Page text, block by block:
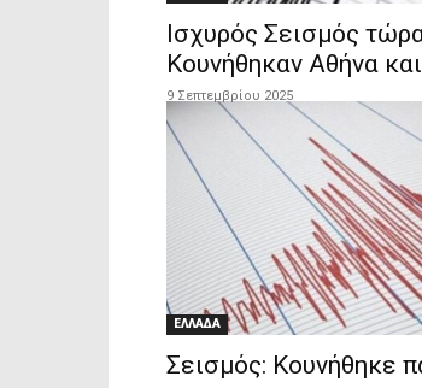
Ισχυρός Σεισμός
Κουνήθηκαν Αθήνα
9 Σεπτεμβρίου 2025
ΕΛΛΑΔΑ
Σεισμός: Κουνήθηκε